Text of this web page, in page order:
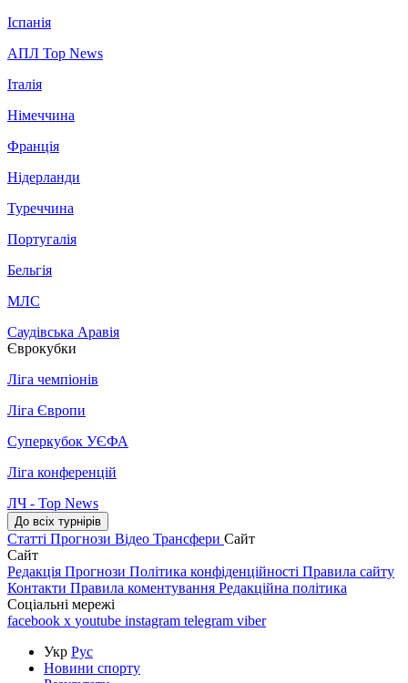
Іспанія
АПЛ Top News
Італія
Німеччина
Франція
Нідерланди
Туреччина
Португалія
Бельгія
МЛС
Саудівська Аравія
Єврокубки
Ліга чемпіонів
Ліга Європи
Суперкубок УЄФА
Ліга конференцій
ЛЧ - Top News
До всіх турнірів
Статті Прогнози Відео Трансфери Сайт
Сайт
Редакція Прогнози Політика конфіденційності Правила сайту
Контакти Правила коментування Редакційна політика
Соціальні мережі
facebook x youtube instagram telegram viber
Укр Рус
Новини спорту